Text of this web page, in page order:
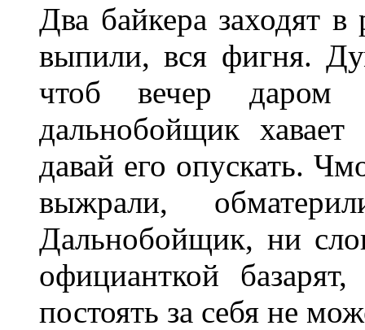
Два байкера заходят
выпили, вся фигня.
чтоб вечер
дальнобойщик
давай его опускать.
выжрали,
Дальнобойщик, ни
официанткой
постоять за себя не